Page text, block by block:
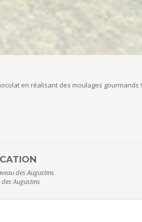
en réalisant des moulages gourmands !
des Augustins
Augustins